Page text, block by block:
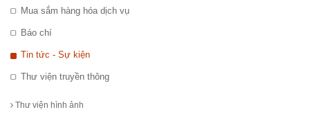
Mua sắm hàng hóa dịch vụ
Báo chí
Tin tức - Sự kiện
Thư viện truyền thông
Thư viện hình ảnh